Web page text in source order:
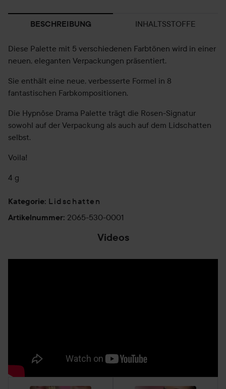
BESCHREIBUNG INHALTSSTOFFE
Diese Palette mit 5 verschiedenen Farbtönen wird in einer
neuen, eleganten Verpackungen präsentiert.
Sie enthält eine neue, verbesserte Formel in 8
fantastischen Farbkompositionen.
Die Hypnôse Drama Palette trägt die Rosen-Signatur
sowohl auf der Verpackung als auch auf dem Lidschatten
selbst.
Voila!
4 g
Kategorie: Lidschatten
Artikelnummer: 2065-530-0001
Videos